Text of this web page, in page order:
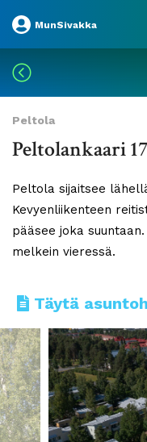
MunSivakka
Peltola
Peltolankaari 17
Peltola sijaitsee
Kevyenliikenteen
pääsee joka
melkein vieressä.
Täytä